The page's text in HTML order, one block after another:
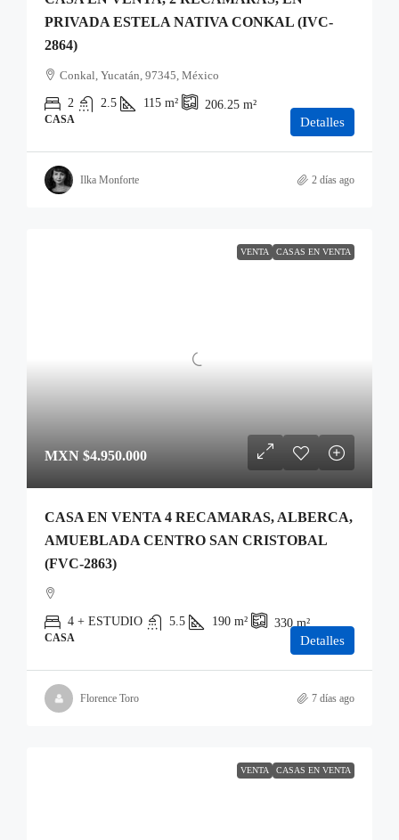
PRIVADA ESTELA NATIVA CONKAL (IVC-
2864)
Conkal, Yucatán, 97345, México
2 2.5 115 m² 206.25 m²
CASA Detalles
Ilka Monforte 2 días ago
VENTA CASAS EN VENTA
MXN $4.950.000
CASA EN VENTA 4 RECAMARAS, ALBERCA,
AMUEBLADA CENTRO SAN CRISTOBAL
(FVC-2863)
4 + ESTUDIO 5.5 190 m² 330m²
CASA Detalles
Florence Toro 7 días ago
VENTA CASAS EN VENTA